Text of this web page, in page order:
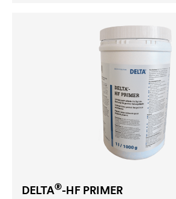
DELTA®-HF PRIMER